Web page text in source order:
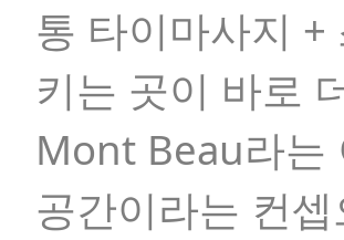
통 타이마사지
키는 곳이 바로
Mont Beau라는
공간이라는 컨